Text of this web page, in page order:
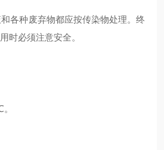
各种废弃物都应按传染物处理。终
时必须注意安全。